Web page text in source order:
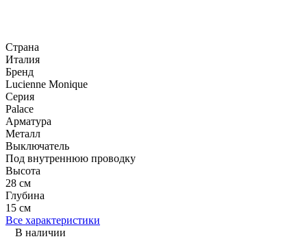
Страна
Италия
Бренд
Lucienne Monique
Серия
Palace
Арматура
Металл
Выключатель
Под внутреннюю проводку
Высота
28 см
Глубина
15 см
Все характеристики
В наличии